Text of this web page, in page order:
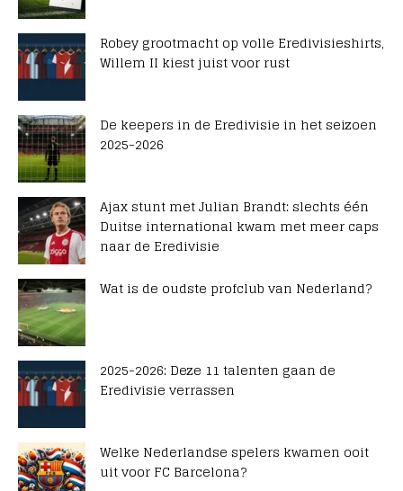
Robey grootmacht op volle Eredivisieshirts,
Willem II kiest juist voor rust
De keepers in de Eredivisie in het seizoen
2025-2026
Ajax stunt met Julian Brandt: slechts één
Duitse international kwam met meer caps
naar de Eredivisie
Wat is de oudste profclub van Nederland?
2025-2026: Deze 11 talenten gaan de
Eredivisie verrassen
Welke Nederlandse spelers kwamen ooit
uit voor FC Barcelona?